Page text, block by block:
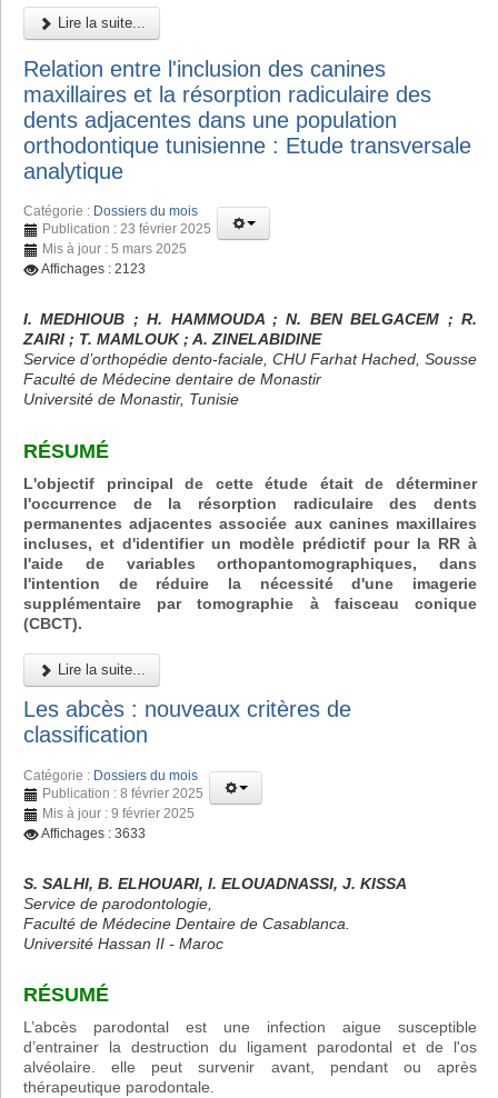
Lire la suite...
Relation entre l'inclusion des canines
maxillaires et la résorption radiculaire des
dents adjacentes dans une population
orthodontique tunisienne : Etude transversale
analytique
Catégorie : Dossiers du mois
Publication : 23 février 2025
Mis à jour : 5 mars 2025
Affichages : 2123
I. MEDHIOUB ; H. HAMMOUDA ; N. BEN BELGACEM ; R.
ZAIRI ; T. MAMLOUK ; A. ZINELABIDINE
Service d’orthopédie dento-faciale, CHU Farhat Hached, Sousse
Faculté de Médecine dentaire de Monastir
Université de Monastir, Tunisie
RÉSUMÉ
L'objectif principal de cette étude était de déterminer
l'occurrence de la résorption radiculaire des dents
permanentes adjacentes associée aux canines maxillaires
incluses, et d'identifier un modèle prédictif pour la RR à
l'aide de variables orthopantomographiques, dans
l'intention de réduire la nécessité d'une imagerie
supplémentaire par tomographie à faisceau conique
(CBCT).
Lire la suite...
Les abcès : nouveaux critères de
classification
Catégorie : Dossiers du mois
Publication : 8 février 2025
Mis à jour : 9 février 2025
Affichages : 3633
S. SALHI, B. ELHOUARI, I. ELOUADNASSI, J. KISSA
Service de parodontologie,
Faculté de Médecine Dentaire de Casablanca.
Université Hassan II - Maroc
RÉSUMÉ
L’abcès parodontal est une infection aigue susceptible
d’entrainer la destruction du ligament parodontal et de l'os
alvéolaire. elle peut survenir avant, pendant ou après
thérapeutique parodontale.